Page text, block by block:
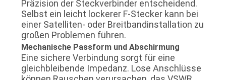
Präzision der Steckverbinder entscheidend.
Selbst ein leicht lockerer F-Stecker kann bei
einer Satelliten- oder Breitbandinstallation zu
großen Problemen führen.
Mechanische Passform und Abschirmung
Eine sichere Verbindung sorgt für eine
gleichbleibende Impedanz. Lose Anschlüsse